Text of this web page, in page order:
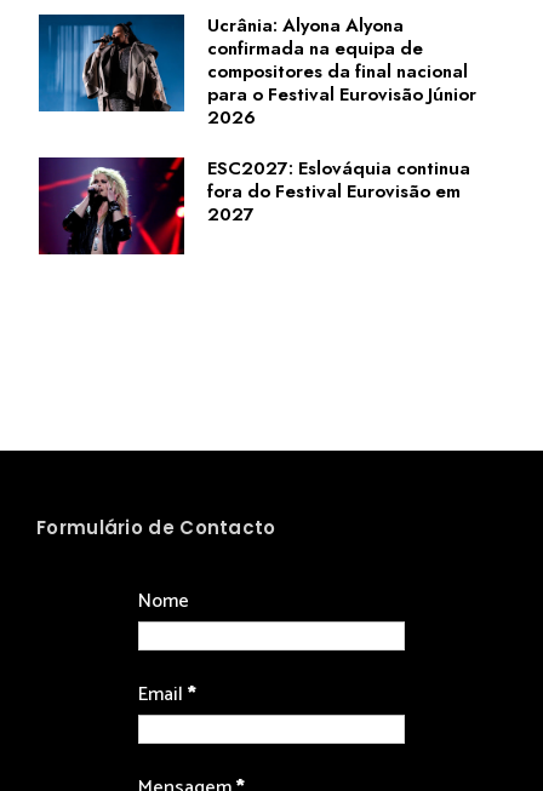
Ucrânia: Alyona Alyona
confirmada na equipa de
compositores da final nacional
para o Festival Eurovisão Júnior
2026
ESC2027: Eslováquia continua
fora do Festival Eurovisão em
2027
Formulário de Contacto
Nome
Email*